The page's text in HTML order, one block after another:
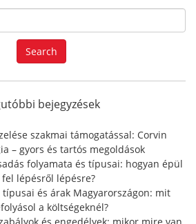
e
a
r
f
r
:
Search
bejegyzések
szakmai támogatással: Corvin
– gyors és tartós megoldások
folyamata és típusai: hogyan épül
fel lépésről lépésre?
és árak Magyarországon: mit
a költségeknél?